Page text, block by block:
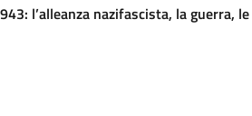
l’alleanza nazifascista, la guerra,